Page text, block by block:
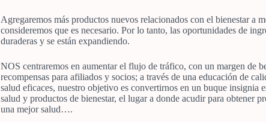
Agregaremos más productos nuevos relacionados con el bienestar a
consideremos que es necesario. Por lo tanto, las oportunidades de
duraderas y se están expandiendo.
NOS centraremos en aumentar el flujo de tráfico, con un margen de
recompensas para afiliados y socios; a través de una educación de
salud eficaces, nuestro objetivo es convertirnos en un buque insignia
salud y productos de bienestar, el lugar a donde acudir para obtener
una mejor salud….